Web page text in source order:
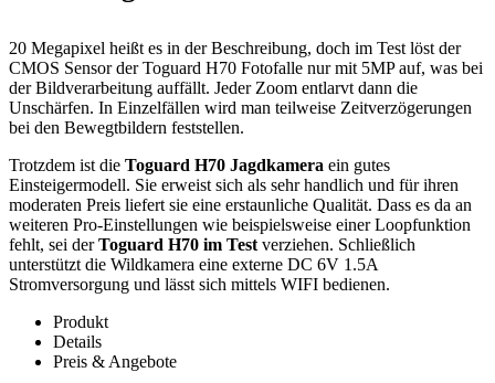
20 Megapixel heißt es in der Beschreibung, doch im Test löst der
CMOS Sensor der Toguard H70 Fotofalle nur mit 5MP auf, was bei
der Bildverarbeitung auffällt. Jeder Zoom entlarvt dann die
Unschärfen. In Einzelfällen wird man teilweise Zeitverzögerungen
bei den Bewegtbildern feststellen.
Trotzdem ist die Toguard H70 Jagdkamera ein gutes
Einsteigermodell. Sie erweist sich als sehr handlich und für ihren
moderaten Preis liefert sie eine erstaunliche Qualität. Dass es da an
weiteren Pro-Einstellungen wie beispielsweise einer Loopfunktion
fehlt, sei derToguard H70 im Test verziehen. Schließlich
unterstützt die Wildkamera eine externe DC 6V 1.5A
Stromversorgung und lässt sich mittels WIFI bedienen.
Produkt
Details
Preis & Angebote